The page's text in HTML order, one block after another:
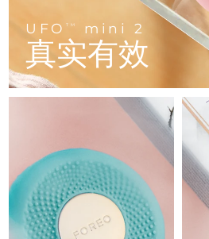
UFO TM mini 2
真实有效
LUNA™ 护肤
Premium
LUNA™ 设备
All facial cleansing
面膜
Rejuvenation &
UFO™ 设备
All deep facial
issa™ Teeth
Dual LED + sonic
ISSA™ 设备
All silicone sonic
FAQ™ 103
Luxurious clinical
FAQ™ P1
Manuka honey
FAQ™护肤品
All FAQ™ skincare
FAQ™ 211
Anti-aging neck &
FAQ™ 221
Anti-aging LED
FAQ™护肤品
All FAQ™ skincare
FAQ™ Scalp
Scalp recovery
FAQ™护肤品
All FAQ™ skincare
FAQ™产品
All hair treatments
FAQ™ 502
Full-Spectrum Red
FAQ™ Red
FAQ™
All FAQ™ skincare
专业治疗
脱毛
PEACH™ 2
Professional IPL
身
BEAR™ 2
Microcurrent
丹麦
爱沙尼亚
法属波利尼西亚
德国